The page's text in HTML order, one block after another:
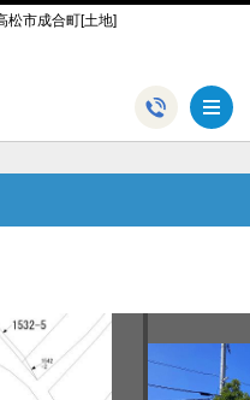
松市成合町[土地]